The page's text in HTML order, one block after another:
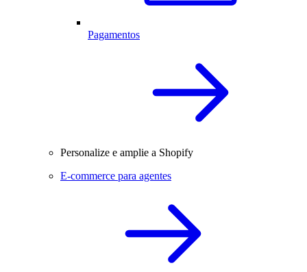
Pagamentos
Personalize e amplie a Shopify
E-commerce para agentes